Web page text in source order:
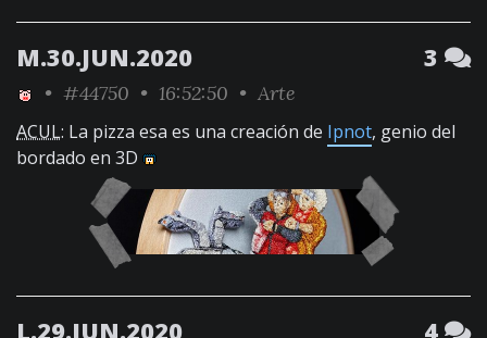
M.30.JUN.2020 3
• #44750 • 16:52:50 • Arte
ACUL: La pizza esa es una creación de Ipnot, genio del
bordado en 3D
L.29.JUN.2020 4